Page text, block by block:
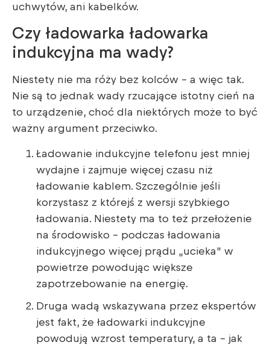
uchwytów, ani kabelków.
Czy ładowarka ładowarka
indukcyjna ma wady?
Niestety nie ma róży bez kolców – a więc tak.
Nie są to jednak wady rzucające istotny cień na
to urządzenie, choć dla niektórych może to być
ważny argument przeciwko.
Ładowanie indukcyjne telefonu jest mniej
wydajne i zajmuje więcej czasu niż
ładowanie kablem. Szczególnie jeśli
korzystasz z którejś z wersji szybkiego
ładowania. Niestety ma to też przełożenie
na środowisko – podczas ładowania
indukcyjnego więcej prądu „ucieka” w
powietrze powodując większe
zapotrzebowanie na energię.
Druga wadą wskazywana przez ekspertów
jest fakt, że ładowarki indukcyjne
powodują wzrost temperatury, a ta – jak